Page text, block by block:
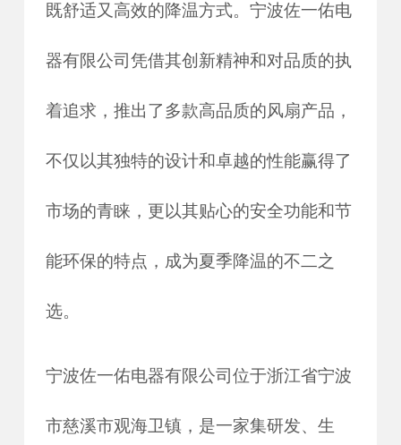
既舒适又高效的降温方式。宁波佐一佑电
器有限公司凭借其创新精神和对品质的执
着追求，推出了多款高品质的风扇产品，
不仅以其独特的设计和卓越的性能赢得了
市场的青睐，更以其贴心的安全功能和节
能环保的特点，成为夏季降温的不二之
选。
宁波佐一佑电器有限公司位于浙江省宁波
市慈溪市观海卫镇，是一家集研发、生